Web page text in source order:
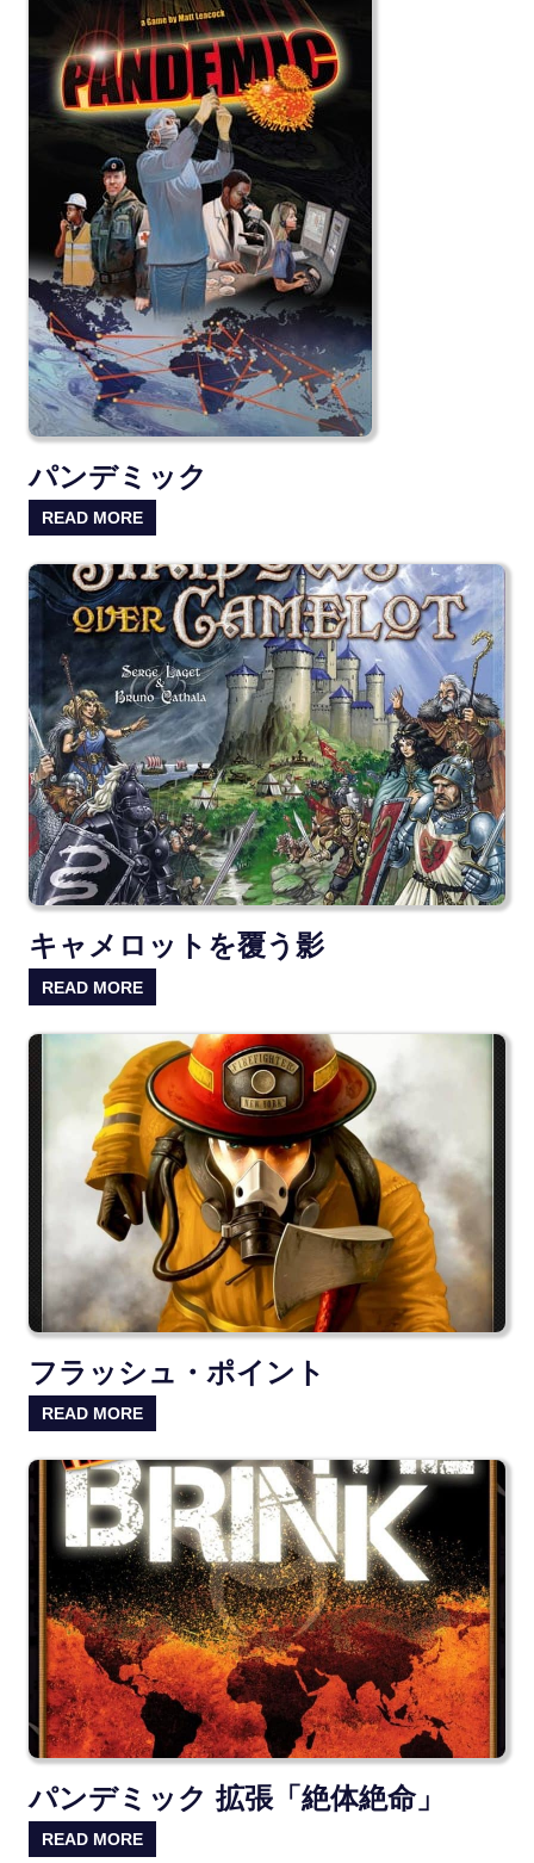
パンデミック
READ MORE
キャメロットを覆う影
READ MORE
フラッシュ・ポイント
READ MORE
パンデミック 拡張「絶体絶命」
READ MORE